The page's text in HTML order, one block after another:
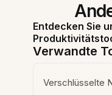
Entdecken Sie
Verwandte
Verschlüsselte